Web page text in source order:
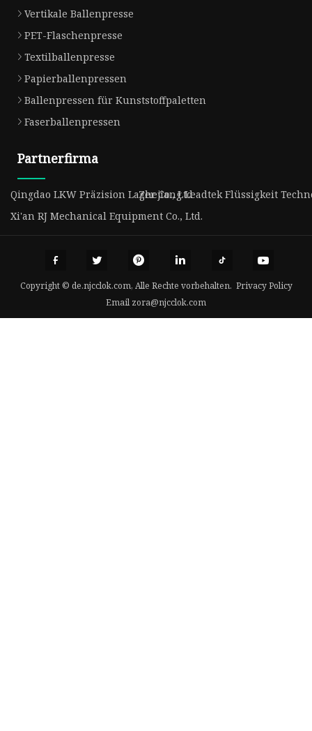
Vertikale Ballenpresse
PET-Flaschenpresse
Textilballenpresse
Papierballenpressen
Ballenpressen für Kunststoffpaletten
Faserballenpressen
Partnerfirma
Qingdao LKW Präzision Lager Co., LtdZhejiang Leadtek Flüssigkeit
Xi'an RJ Mechanical Equipment Co., Ltd.
Copyright © de.njcclok.com, Alle Rechte vorbehalten. Privacy Policy
Email zora@njcclok.com